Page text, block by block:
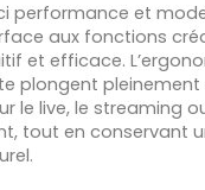
performance et
aux fonctions
et efficace.
plongent pleinement
le live, le streaming
tout en conservant